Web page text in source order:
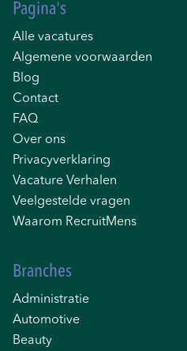
Pagina's
Alle vacatures
Algemene voorwaarden
Blog
Contact
FAQ
Over ons
Privacyverklaring
Vacature Verhalen
Veelgestelde vragen
Waarom RecruitMens
Branches
Administratie
Automotive
Beauty